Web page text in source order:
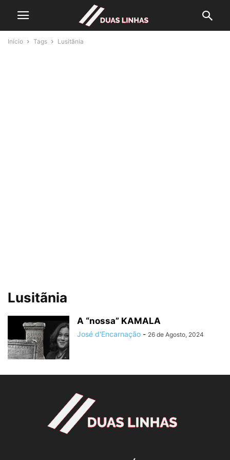
Início Tags Lusitãnia
Lusitãnia
A “nossa” KAMALA
José d'Encarnação - 26 de Agosto, 2024